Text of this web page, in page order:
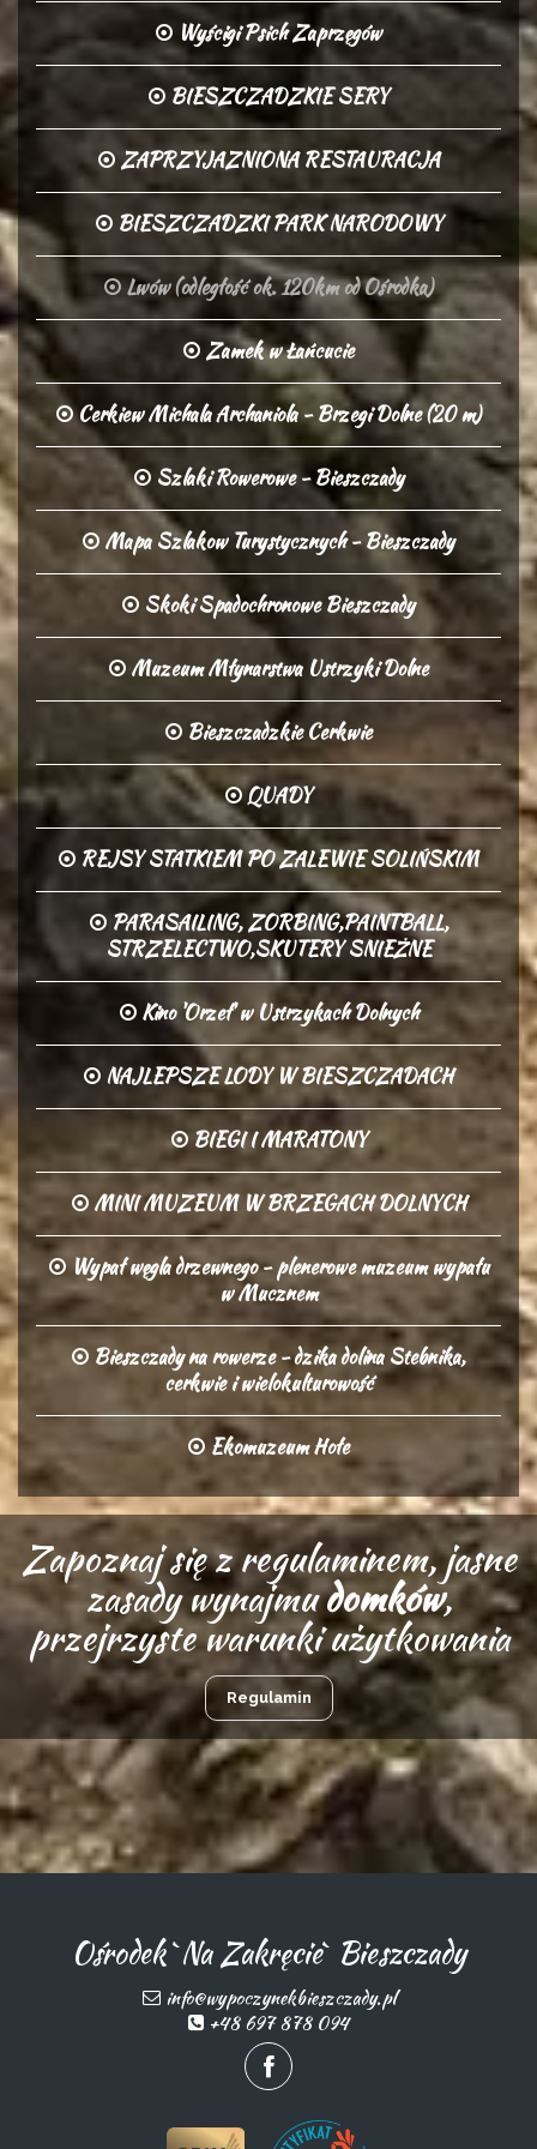
Wyścigi Psich Zaprzęgów
BIESZCZADZKIE SERY
ZAPRZYJAZNIONA RESTAURACJA
BIESZCZADZKI PARK NARODOWY
Lwów (odległość ok. 120km od Ośrodka)
Zamek w Łańcucie
Cerkiew Michala Archaniola - Brzegi Dolne (20 m)
Szlaki Rowerowe - Bieszczady
Mapa Szlakow Turystycznych - Bieszczady
Skoki Spadochronowe Bieszczady
Muzeum Młynarstwa Ustrzyki Dolne
Bieszczadzkie Cerkwie
QUADY
REJSY STATKIEM PO ZALEWIE SOLIŃSKIM
PARASAILING, ZORBING,PAINTBALL,
STRZELECTWO,SKUTERY SNIEŻNE
Kino 'Orzeł' w Ustrzykach Dolnych
NAJLEPSZE LODY W BIESZCZADACH
BIEGI I MARATONY
MINI MUZEUM W BRZEGACH DOLNYCH
Wypał węgla drzewnego - plenerowe muzeum wypału
w Mucznem
Bieszczady na rowerze - dzika dolina Stebnika,
cerkwie i wielokulturowość
Ekomuzeum Hołe
Zapoznaj się z regulaminem, jasne
zasady wynajmudomków,
przejrzyste warunki użytkowania
Regulamin
Ośrodek `Na Zakręcie` Bieszczady
info@wypoczynekbieszczady.pl
+48 697 878 094